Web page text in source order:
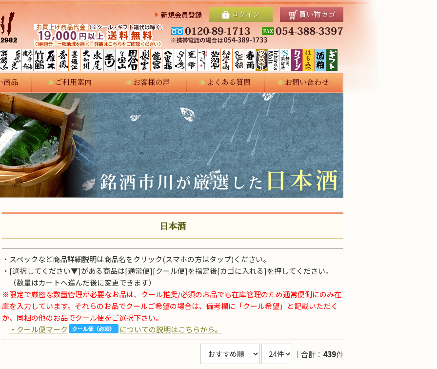
新規会員登録 ログイン 買い物カゴ
商品 ご利用案内 お客様の声 よくある質問 お問い合わせ
日本酒
・スペックなど商品詳細説明は商品名をクリック(スマホの方はタップ)ください。
・[選択してください▼]がある商品は[通常便][クール便]を指定後[カゴに入れる]を押してください。
（数量はカートへ進んだ後に変更できます）
※限定で厳密な数量管理が必要なお品は、クール推奨/必須のお品でも在庫管理のため通常便側にのみ在
庫を入力しています。それらのお品でクールご希望の場合は、備考欄に「クール希望」と記載いただく
か、同梱の他のお品でクール便をご選択下さい。
・クール便マーク
についての説明はこちらから。
｜合計： 439件